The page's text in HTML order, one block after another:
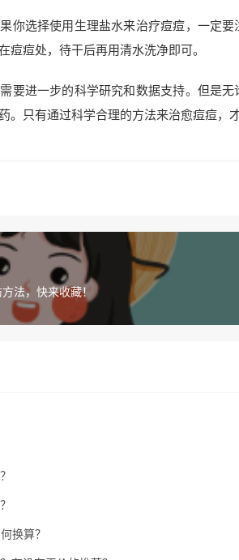
你选择使用生理盐水来治疗痘痘，一定
痘痘处，待干后再用清水洗净即可。
要进一步的科学研究和数据支持。但是
。只有通过科学合理的方法来治愈痘痘，
法，快来收藏！
换算？